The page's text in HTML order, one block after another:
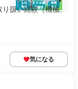
扱い経験（機械、
気になる